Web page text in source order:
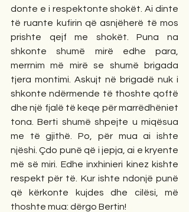
donte e i respektonte shokët. Ai dinte
të ruante kufirin që asnjëherë të mos
prishte qejf me shokët. Puna na
shkonte shumë mirë edhe para,
merrnim më mirë se shumë brigada
tjera montimi. Askujt në brigadë nuk i
shkonte ndërmende të thoshte qoftë
dhe një fjalë të keqe për marrëdhëniet
tona. Berti shumë shpejte u miqësua
me të gjithë. Po, për mua ai ishte
njëshi. Çdo punë që i jepja, ai e kryente
më së miri. Edhe inxhinieri kinez kishte
respekt për të. Kur ishte ndonjë punë
që kërkonte kujdes dhe cilësi, më
thoshte mua: dërgo Bertin!